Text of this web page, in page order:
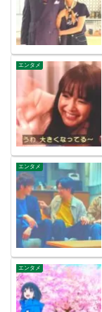
エンタメ
エンタメ
エンタメ